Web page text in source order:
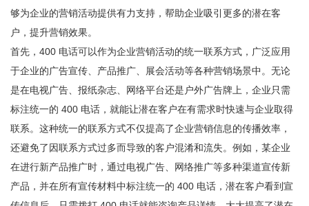
够为企业的营销活动提供有力支持，帮助企业吸引更多的潜在客
户，提升营销效果。
首先，400 电话可以作为企业营销活动的统一联系方式，广泛应用
于企业的广告宣传、产品推广、展会活动等各种营销场景中。无论
是在电视广告、报纸杂志、网络平台还是户外广告牌上，企业只需
标注统一的 400 电话，就能让潜在客户在有需求时快速与企业取得
联系。这种统一的联系方式不仅提高了企业营销信息的传播效率，
还避免了因联系方式过多而导致的客户混淆和流失。例如，某企业
在进行新产品推广时，通过电视广告、网络推广等多种渠道宣传新
产品，并在所有宣传材料中标注统一的 400 电话，潜在客户看到宣